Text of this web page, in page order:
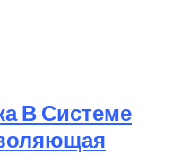
В Системе